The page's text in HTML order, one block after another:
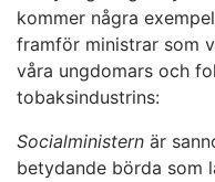
kommer några
framför ministrar som
våra ungdomars och
tobaksindustrins:
Socialministern är
betydande börda som